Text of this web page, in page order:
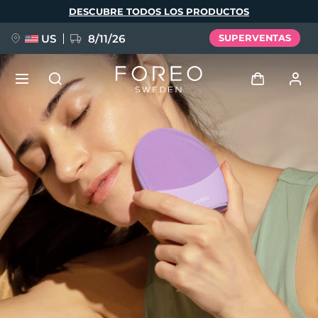
DESCUBRE TODOS LOS PRODUCTOS
US 8/11/26 SUPERVENTAS
Perfil de usuario
Mis dispositivos
Mis pedidos
Mis direcciones
Mis suscripciones
NUEVO
FAQ™ Pure Beauty-Tech Elixir
BREAKING NEWS
issa™ Teeth Whitening Set
Idioma
English Deutsch
Español
Français
Italiano
Português
Svenska
Русский
Türkçe
简体中文 繁體中文